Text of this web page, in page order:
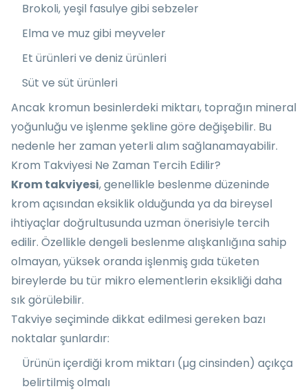
Brokoli, yeşil fasulye gibi sebzeler
Elma ve muz gibi meyveler
Et ürünleri ve deniz ürünleri
Süt ve süt ürünleri
Ancak kromun besinlerdeki miktarı, toprağın mineral
yoğunluğu ve işlenme şekline göre değişebilir. Bu
nedenle her zaman yeterli alım sağlanamayabilir.
Krom Takviyesi Ne Zaman Tercih Edilir?
Krom takviyesi, genellikle beslenme düzeninde
krom açısından eksiklik olduğunda ya da bireysel
ihtiyaçlar doğrultusunda uzman önerisiyle tercih
edilir. Özellikle dengeli beslenme alışkanlığına sahip
olmayan, yüksek oranda işlenmiş gıda tüketen
bireylerde bu tür mikro elementlerin eksikliği daha
sık görülebilir.
Takviye seçiminde dikkat edilmesi gereken bazı
noktalar şunlardır:
Ürünün içerdiği krom miktarı (µg cinsinden) açıkça
belirtilmiş olmalı